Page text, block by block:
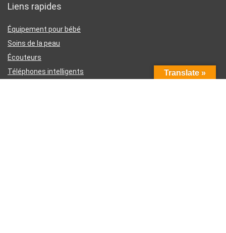
Liens rapides
Équipement pour bébé
Soins de la peau
Écouteurs
Téléphones intelligents
Translate »